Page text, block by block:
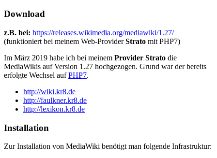
Download
z.B. bei: https://releases.wikimedia.org/mediawiki/1.27/
(funktioniert bei meinem Web-ProviderStrato mit PHP7)
Im März 2019 habe ich bei meinem Provider Strato die
MediaWikis auf Version 1.27 hochgezogen. Grund war der bereits
erfolgte Wechsel aufPHP7.
http://wiki.kr8.de
http://faulkner.kr8.de
http://lexikon.kr8.de
Installation
Zur Installation von MediaWiki benötigt man folgende Infrastruktur: